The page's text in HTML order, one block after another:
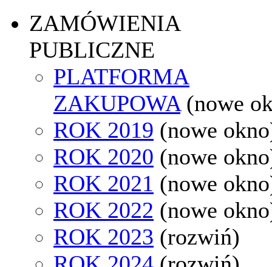
ZAMÓWIENIA
PUBLICZNE
PLATFORMA
ZAKUPOWA (nowe
ROK 2019 (nowe
ROK 2020 (nowe
ROK 2021 (nowe
ROK 2022 (nowe
ROK 2023 (rozwiń)